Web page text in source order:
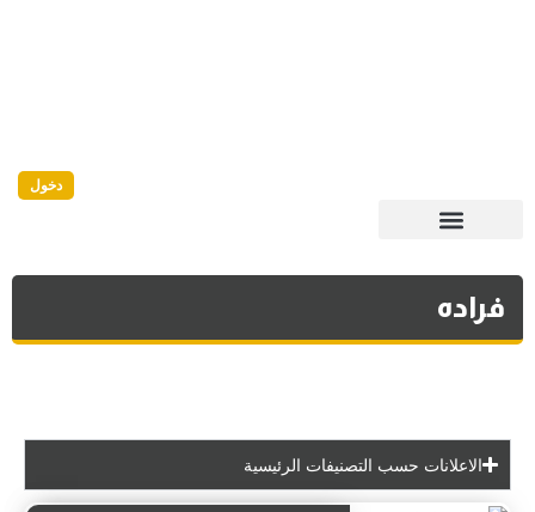
دخول
فراده
الاعلانات حسب التصنيفات الرئيسية